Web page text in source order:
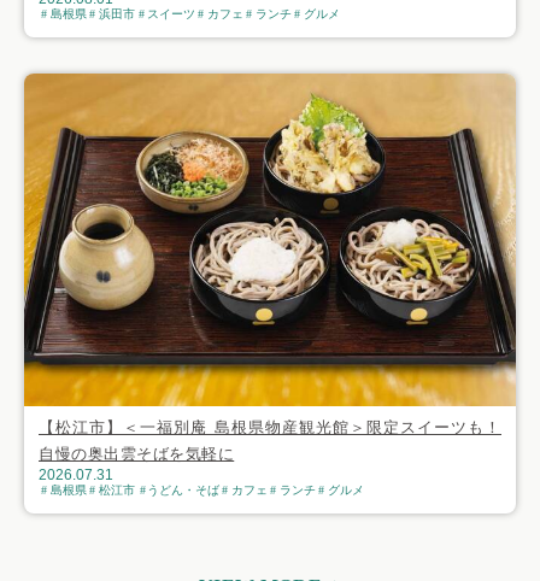
島根県 浜田市 スイーツ カフェ ランチ グルメ
【松江市】＜一福別庵 島根県物産観光館＞限定スイーツも！
自慢の奥出雲そばを気軽に
2026.07.31
島根県 松江市 うどん・そば カフェ ランチ グルメ